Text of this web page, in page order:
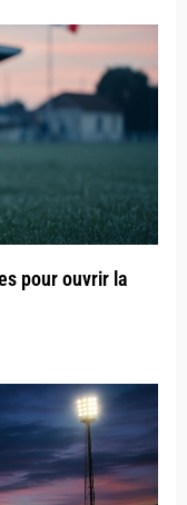
pour ouvrir la